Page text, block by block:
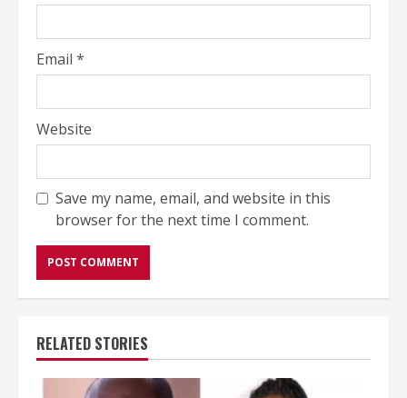
Email *
Website
Save my name, email, and website in this
browser for the next time I comment.
RELATED STORIES